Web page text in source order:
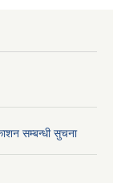
सम्बन्धी सुचना